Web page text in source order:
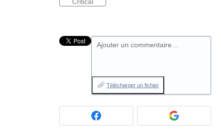
Ajouter un commentaire…
Télécharger un fichier